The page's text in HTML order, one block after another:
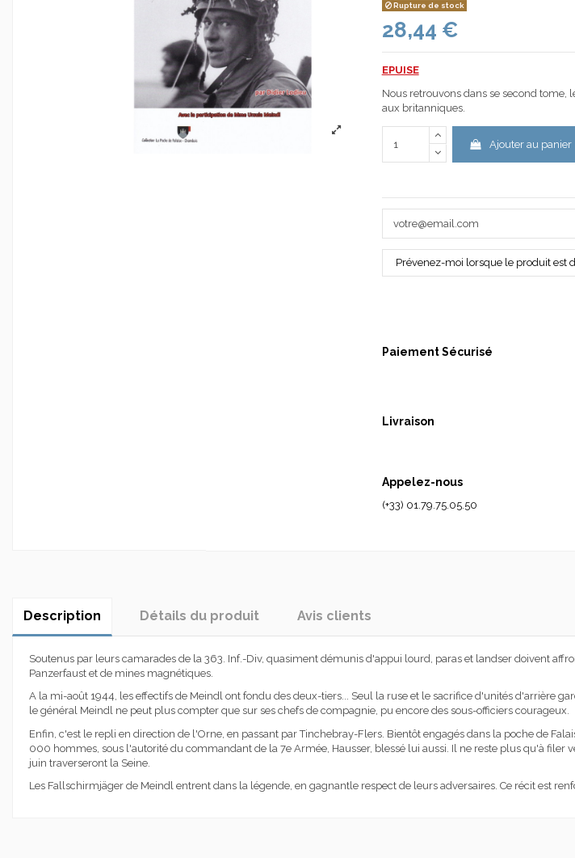
Rupture de stock
28,44 €
EPUISE
Nous retrouvons dans se second
aux britanniques.
Ajouter au panier
Paiement Sécurisé
Livraison
Appelez-nous
(+33) 01.79.75.05.50
Description Détails du produit Avis clients
Soutenus par leurs camarades de la 363. Inf.-Div, quasiment démunis d'appui lourd, paras et landser doivent
Panzerfaust et de mines magnétiques.
A la mi-août 1944, les effectifs de Meindl ont fondu des deux-tiers... Seul la ruse et le sacrifice d'unités d'arrière
le général Meindl ne peut plus compter que sur ses chefs de compagnie, pu encore des sous-officiers courageux.
Enfin, c'est le repli en direction de l'Orne, en passant par Tinchebray-Flers. Bientôt engagés dans la poche de
000 hommes, sous l'autorité du commandant de la 7e Armée, Hausser, blessé lui aussi. Il ne reste plus qu'à
juin traverseront la Seine.
Les Fallschirmjäger de Meindl entrent dans la légende, en gagnantle respect de leurs adversaires. Ce récit est